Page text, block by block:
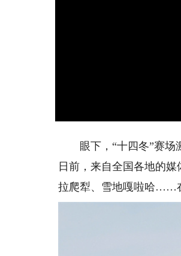
眼下，“十四冬”赛场激
日前，来自全国各地的
拉爬犁、雪地嘎啦哈……